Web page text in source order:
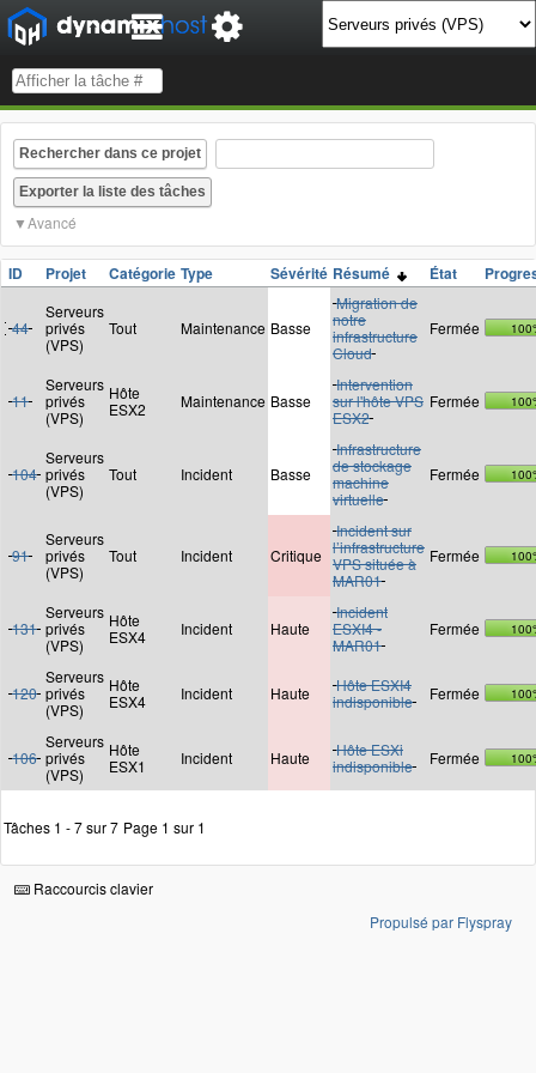
Rechercher dans ce projet
Avancé
ID Projet Catégorie Type Sévérité Résumé État
44
Serveurs
privés
(VPS)
Tout Maintenance Basse
Migration de
notre
infrastructure
Cloud
Fermée
11
Serveurs
privés
(VPS)
Hôte
ESX2
Maintenance Basse
Intervention
sur l'hôte VPS
ESX2
Fermée
104
Serveurs
privés
(VPS)
Tout Incident Basse
Infrastructure
de stockage
machine
virtuelle
Fermée
91
Serveurs
privés
(VPS)
Tout Incident Critique
Incident sur
l’infrastructure
VPS située à
MAR01
Fermée
131
Serveurs
privés
(VPS)
Hôte
ESX4
Incident Haute
Incident
ESXI4 -
MAR01
Fermée
120
Serveurs
privés
(VPS)
Hôte
ESX4
Incident Haute
Hôte ESXI4
indisponible
Fermée
106
Serveurs
privés
(VPS)
Hôte
ESX1
Incident Haute
Hôte ESXi
indisponible
Fermée
Tâches 1 - 7 sur 7 Page 1 sur 1
Raccourcis clavier
Propulsé par Flyspray